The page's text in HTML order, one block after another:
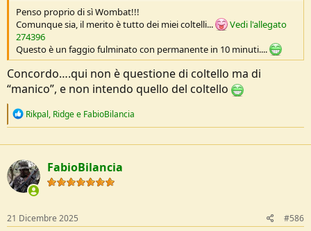
Penso proprio di sì Wombat!!!
Comunque sia, il merito è tutto dei miei coltelli...
Vedi l'allegato
274396
Questo è un faggio fulminato con permanente in 10 minuti....
Concordo….qui non è questione di coltello ma di
“manico”, e non intendo quello del coltello
R
c
i
o
n
:
Rikpal, Ridgee FabioBilancia
FabioBilancia
21 Dicembre 2025 #586